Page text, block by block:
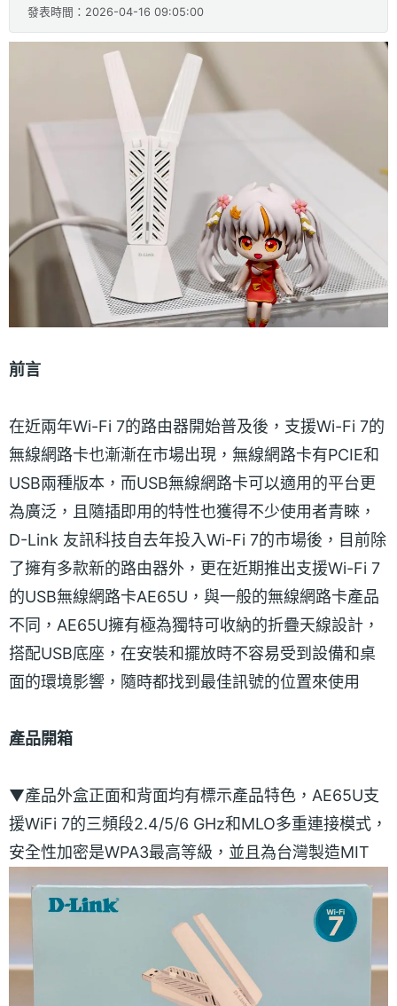
發表時間：2026-04-16 09:05:00
前言
在近兩年Wi-Fi 7的路由器開始普及後，支援Wi-Fi 7的
無線網路卡也漸漸在市場出現，無線網路卡有PCIE和
USB兩種版本，而USB無線網路卡可以適用的平台更
為廣泛，且隨插即用的特性也獲得不少使用者青睞，
D-Link 友訊科技自去年投入Wi-Fi 7的市場後，目前除
了擁有多款新的路由器外，更在近期推出支援Wi-Fi 7
的USB無線網路卡AE65U，與一般的無線網路卡產品
不同，AE65U擁有極為獨特可收納的折疊天線設計，
搭配USB底座，在安裝和擺放時不容易受到設備和桌
面的環境影響，隨時都找到最佳訊號的位置來使用
產品開箱
▼產品外盒正面和背面均有標示產品特色，AE65U支
援WiFi 7的三頻段2.4/5/6 GHz和MLO多重連接模式，
安全性加密是WPA3最高等級，並且為台灣製造MIT